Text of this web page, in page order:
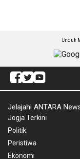
Unduh
Jelajahi ANTARA
Jogja Terkini
Politik
Peristiwa
Ekonomi